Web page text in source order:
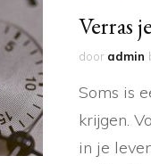
Verras
door admin
Soms is
krijgen.
in je